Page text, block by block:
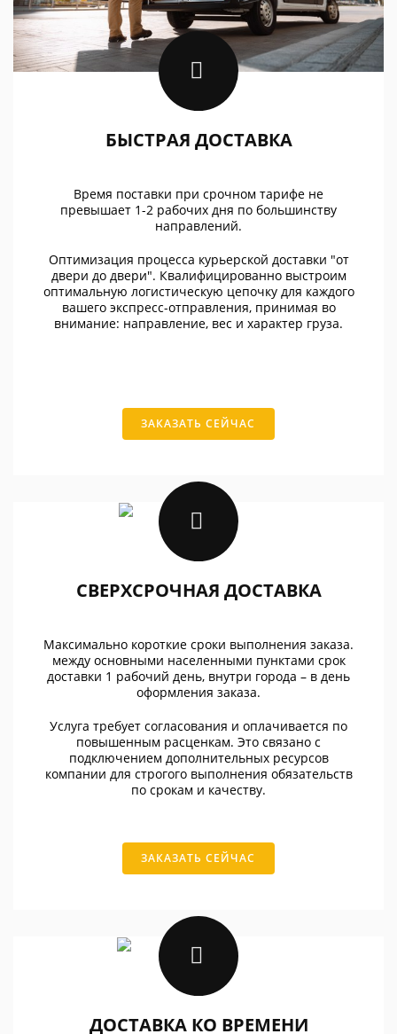
БЫСТРАЯ ДОСТАВКА
Время поставки при срочном тарифе не
превышает 1-2 рабочих дня по большинству
направлений.
Оптимизация процесса курьерской доставки "от
двери до двери". Квалифицированно выстроим
оптимальную логистическую цепочку для каждого
вашего экспресс-отправления, принимая во
внимание: направление, вес и характер груза.
ЗАКАЗАТЬ СЕЙЧАС
СВЕРХСРОЧНАЯ ДОСТАВКА
Максимально короткие сроки выполнения заказа.
между основными населенными пунктами срок
доставки 1 рабочий день, внутри города – в день
оформления заказа.
Услуга требует согласования и оплачивается по
повышенным расценкам. Это связано с
подключением дополнительных ресурсов
компании для строгого выполнения обязательств
по срокам и качеству.
ЗАКАЗАТЬ СЕЙЧАС
ДОСТАВКА КО ВРЕМЕНИ